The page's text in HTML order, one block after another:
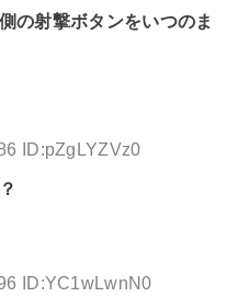
の射撃ボタンをいつのま
ID:pZgLYZVz0
ID:YC1wLwnN0